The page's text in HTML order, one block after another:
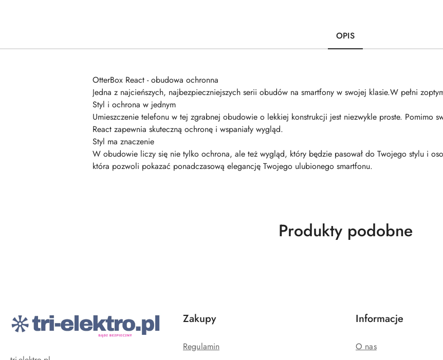
OPIS
OtterBox React - obudowa ochronna
Jedna z najcieńszych, najbezpieczniejszych serii obudów na smartfony w swojej klasie.W pełni
Styl i ochrona w jednym
Umieszczenie telefonu w tej zgrabnej obudowie o lekkiej konstrukcji jest niezwykle proste. Pomimo
React zapewnia skuteczną ochronę i wspaniały wygląd.
Styl ma znaczenie
W obudowie liczy się nie tylko ochrona, ale też wygląd, który będzie pasował do Twojego stylu i
która pozwoli pokazać ponadczasową elegancję Twojego ulubionego smartfonu.
Produkty
Produkty podobne
Zakupy
Regulamin
Informacje
O nas